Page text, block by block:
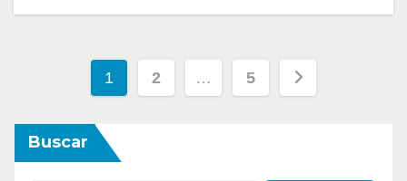
Paginación
de
entradas
1 2 … 5
Buscar